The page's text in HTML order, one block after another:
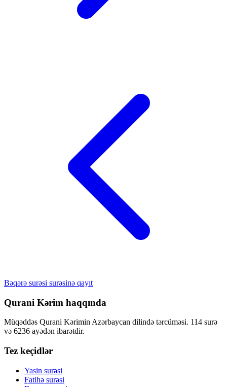
Bəqərə surəsi surəsinə qayıt
Qurani Kərim haqqında
Müqəddəs Qurani Kərimin Azərbaycan dilində tərcüməsi. 114 surə
və 6236 ayədən ibarətdir.
Tez keçidlər
Yasin surəsi
Fatihə surəsi